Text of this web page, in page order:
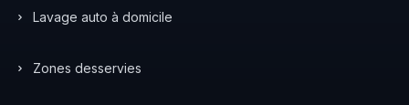
Lavage auto à domicile
Zones desservies